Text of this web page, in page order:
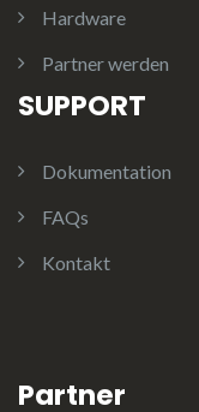
Hardware
Partner werden
SUPPORT
Dokumentation
FAQs
Kontakt
Partner